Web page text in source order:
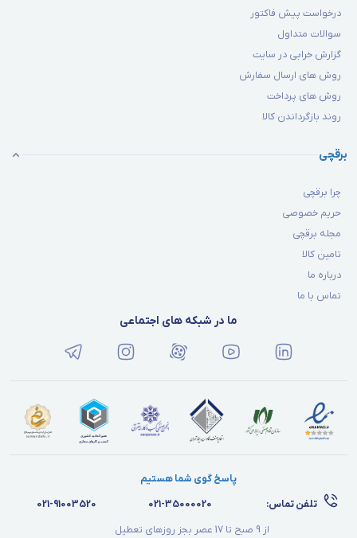
درخواست پیش فاکتور
سوالات متداول
گزارش خرابی در سایت
روش های ارسال سفارش
روش های پرداخت
روند بازگرداندن کالا
برقچی
چرا برقچی
حریم خصوصی
مجله برقچی
تامین کالا
درباره ما
تماس با ما
ما در شبکه های اجتماعی
پاسخ گوی شما هستیم
تلفن تماس:
021-35000020
021-91003520
از 9 صبح تا 17 عصر بجز روزهای تعطیل